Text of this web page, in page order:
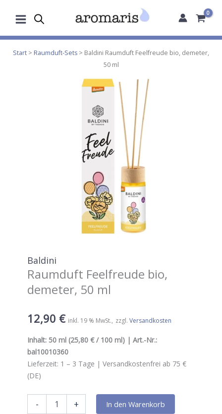
Inhalt
Start > Raumduft-Sets > Baldini Raumduft Feelfreude bio, demeter,
50 ml
Baldini
Raumduft Feelfreude bio,
demeter, 50 ml
12,90 € inkl. 19 % MwSt. zzgl. Versandkosten
Inhalt: 50 ml (25,80 € / 100 ml) | Art.-Nr.:
bal10010360
Lieferzeit: 1 – 3 Tage | Versandkostenfrei ab 75 €
(DE)
-
Raumduft
+ In den Warenkorb